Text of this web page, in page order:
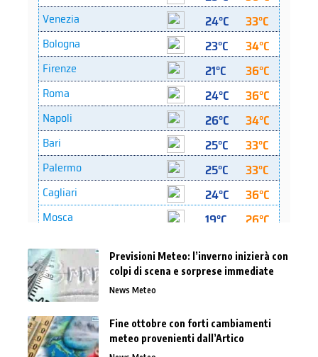
Previsioni Meteo: l’inverno inizierà con
colpi di scena e sorprese immediate
News Meteo
Fine ottobre con forti cambiamenti
meteo provenienti dall’Artico